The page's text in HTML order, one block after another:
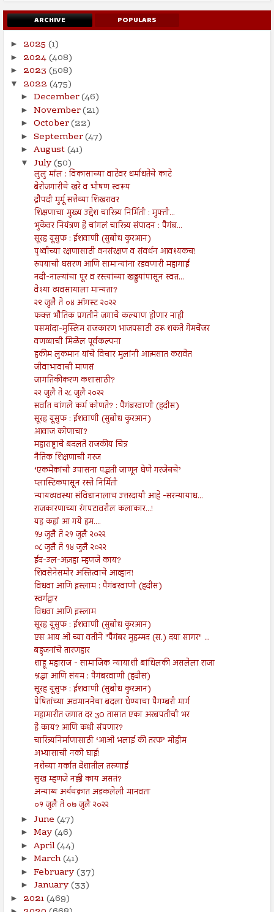
ARCHIVE POPULARS
► 2025 (1)
► 2024(408)
► 2023 (508)
▼ 2022 (475)
► December(46)
► November(21)
► October(22)
► September(47)
► August(41)
▼ July(50)
लुलु मॉल : विकासाच्या वाटेवर धर्मांधतेचे काटे
बेरोजगारीचे खरे व भीषण स्वरूप
द्रौपदी मुर्मू सत्तेच्या शिखरावर
शिक्षणाचा मुख्य उद्देश चारित्र्य निर्मिती : मुफ्ती...
भुकेवर नियंत्रण हे चांगलं चारित्र्य संपादन : पैगंब...
सूरह यूसुफ : ईशवाणी (सुबोध कुरआन)
पृथ्वीच्या रक्षणासाठी वनसंरक्षण व संवर्धन आवश्यकच!
रुपयाची घसरण आणि सामान्यांना रडवणारी महागाई
नदी-नाल्यांचा पूर व रस्त्यांच्या खड्डयांपासून स्वत...
वेश्या व्यवसायाला मान्यता?
२९ जुलै ते ०४ ऑगस्ट २०२२
फक्त भौतिक प्रगतीने जगाचे कल्याण होणार नाही
पसमांदा-मुस्लिम राजकारण भाजपसाठी ठरू शकते गेमचेंजर
वणव्याची मिळेल पूर्वकल्पना
हकीम लुकमान यांचे विचार मुलांनी आत्मसात करावेत
जीवाभावाची माणसं
जागतिकीकरण कशासाठी?
२२ जुलै ते २८ जुलै २०२२
सर्वांत चांगले कर्म कोणते? : पैगंबरवाणी (हदीस)
सूरह यूसुफ : ईशवाणी (सुबोध कुरआन)
आवाज कोणाचा?
महाराष्ट्राचे बदलते राजकीय चित्र
नैतिक शिक्षणाची गरज
‘एकमेकांची उपासना पद्धती जाणून घेणे गरजेचचे’
प्लास्टिकपासून रस्ते निर्मिती
न्यायव्यवस्था संविधानालाच उत्तरदायी आहे -सरन्यायाध...
राजकारणाच्या रंगपटावरील कलाकार...!
यह कहां आ गये हम....
१५ जुलै ते २१ जुलै २०२२
०८ जुलै ते १४ जुलै २०२२
ईद-उल-अज़हा म्हणजे काय?
शिवसेनेसमोर अस्तित्वाचे आव्हान!
विधवा आणि इस्लाम : पैगंबरवाणी (हदीस)
स्वर्गद्वार
विधवा आणि इस्लाम
सूरह यूसुफ : ईशवाणी (सुबोध कुरआन)
एस आय ओ च्या वतीने "पैगंबर मुहम्मद (स.) दया सागर" ...
बहुजनांचे तारणहार
शाहू महाराज - सामाजिक न्यायाशी बांधिलकी असलेला राजा
श्रद्धा आणि संयम : पैगंबरवाणी (हदीस)
सूरह यूसुफ : ईशवाणी (सुबोध कुरआन)
प्रेषितांच्या अवमाननेचा बदला घेण्याचा पैगम्बरी मार्ग
महामारीत जगात दर 30 तासात एका अरबपतीची भर
हे काय? आणि कधी संपणार?
चारित्र्यनिर्माणासाठी ‘आओ भलाई की तरफ’ मोहीम
अभ्यासाची नको घाई!
नशेच्या गर्कात देशातील तरुणाई
सुख म्हणजे नक्की काय असतं?
अन्याय्य अर्थचक्रात अडकलेली मानवता
०१ जुलै ते ०७ जुलै २०२२
► June (47)
► May(46)
► April(44)
► March(41)
► February(37)
► January(33)
► 2021(469)